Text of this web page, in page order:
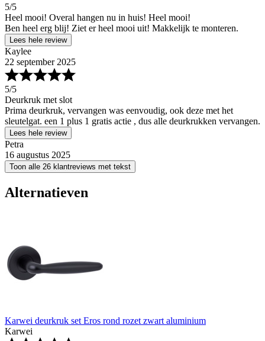
5/5
Heel mooi! Overal hangen nu in huis! Heel mooi!
Ben heel erg blij! Ziet er heel mooi uit! Makkelijk te monteren.
Lees hele review
Kaylee
22 september 2025
5/5
Deurkruk met slot
Prima deurkruk, vervangen was eenvoudig, ook deze met het
sleutelgat. een 1 plus 1 gratis actie , dus alle deurkrukken vervangen.
Lees hele review
Petra
16 augustus 2025
Toon alle 26 klantreviews met tekst
Alternatieven
Karwei deurkruk set Eros rond rozet zwart aluminium
Karwei